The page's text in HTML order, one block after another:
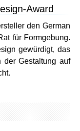
Award
den German
für Formgebung.
gewürdigt, das
der Gestaltung auf